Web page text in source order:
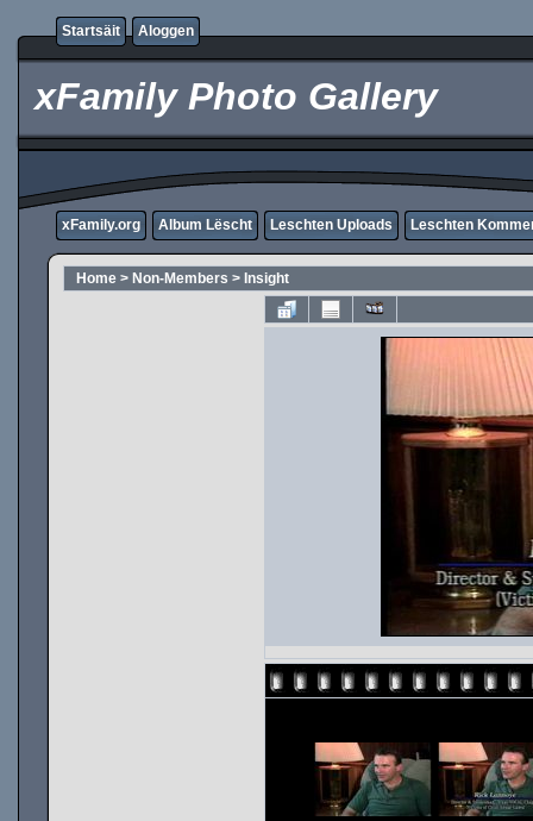
Startsäit Aloggen
xFamily Photo Gallery
xFamily.org Album Lëscht Leschten Uploads Leschten
Home > Non-Members > Insight